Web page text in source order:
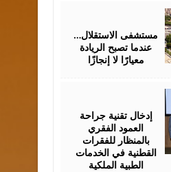
مستشفى الاستقلال…
عندما تصبح الريادة
معيارًا لا إنجازًا
إدخال تقنية جراحة
العمود الفقري
بالمنظار للفقرات
القطنية في الخدمات
الطبية الملكية